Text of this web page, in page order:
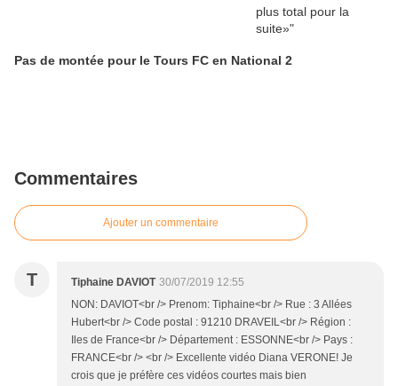
Pas de montée pour le Tours FC en National 2
Commentaires
Ajouter un commentaire
T Tiphaine DAVIOT 30/07/2019 12:55
NON: DAVIOT<br /> Prenom: Tiphaine<br /> Rue : 3 Allées
Hubert<br /> Code postal : 91210 DRAVEIL<br /> Région :
Iles de France<br /> Département : ESSONNE<br /> Pays :
FRANCE<br /> <br /> Excellente vidéo Diana VERONE! Je
crois que je préfère ces vidéos courtes mais bien